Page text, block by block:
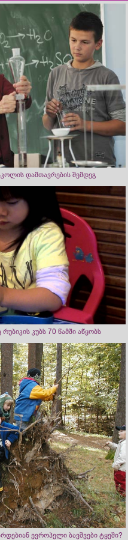
დამთავრების შემდეგ
კუბს 70 წამში აწყობს
ევროპელი ბავშვები ტყეში?